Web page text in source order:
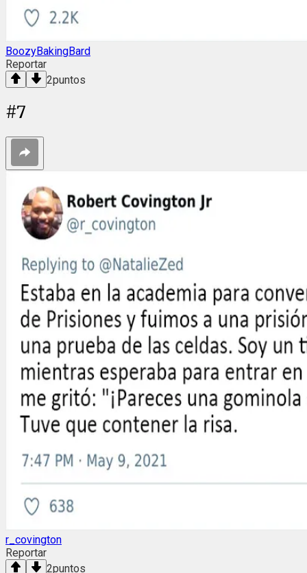
BoozyBakingBard
Reportar
2puntos
#7
r_covington
Reportar
2puntos